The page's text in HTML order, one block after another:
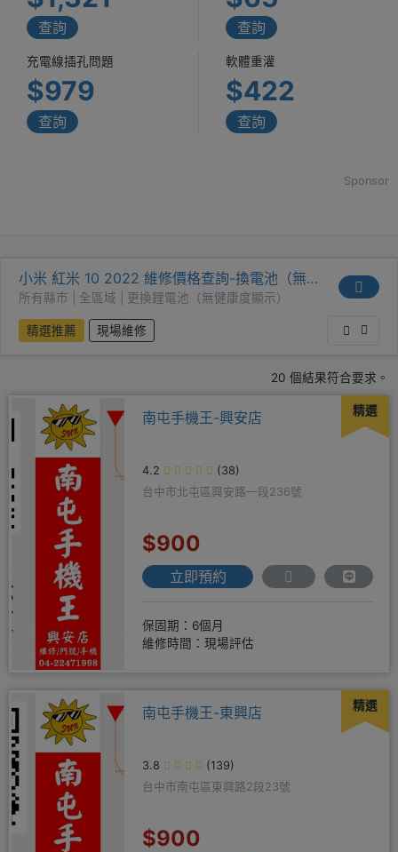
查詢 查詢
充電線插孔問題
$979
查詢
軟體重灌
$422
查詢
Sponsor
小米 紅米 10 2022 維修價格查詢-換電池（無健
康度）
所有縣市 | 全區域 | 更換鋰電池（無健康度顯示）
精選推薦 現場維修
20 個結果符合要求。
精選
南屯手機王-興安店
4.2
(38)
台中市北屯區興安路一段236號
$900
立即預約
保固期：6個月
維修時間：現場評估
精選
南屯手機王-東興店
3.8
(139)
台中市南屯區東興路2段23號
$900